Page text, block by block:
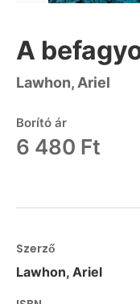
A
Lawhon, Ariel
Borító ár
6 480 Ft
Szerző
Lawhon, Ariel